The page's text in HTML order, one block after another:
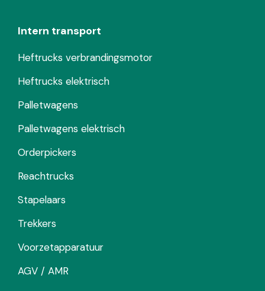
Intern transport
Heftrucks verbrandingsmotor
Heftrucks elektrisch
Palletwagens
Palletwagens elektrisch
Orderpickers
Reachtrucks
Stapelaars
Trekkers
Voorzetapparatuur
AGV / AMR